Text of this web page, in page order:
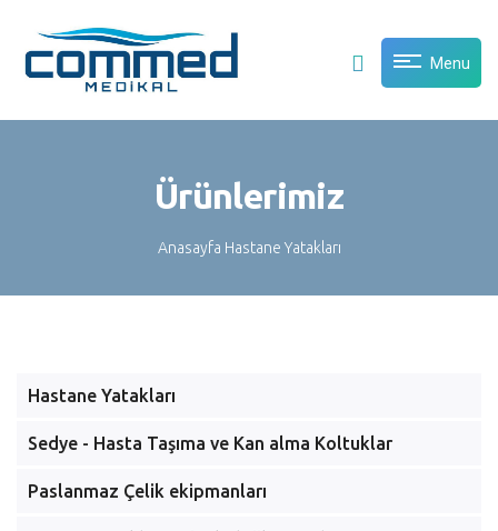
Menu
Ürünlerimiz
Anasayfa Hastane Yatakları
Hastane Yatakları
Sedye - Hasta Taşıma ve Kan alma Koltuklar
Paslanmaz Çelik ekipmanları